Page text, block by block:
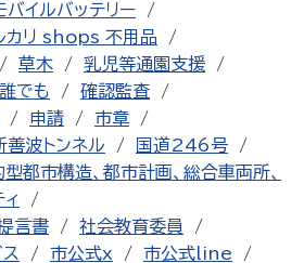
バイルバッテリー
カリ shops 不用品
草木
乳児等通園支援
でも
確認監査
申請
市章
善波トンネル
国道246号
型都市構造、都市計画、総合車両所、
言書
社会教育委員
市公式x
市公式line